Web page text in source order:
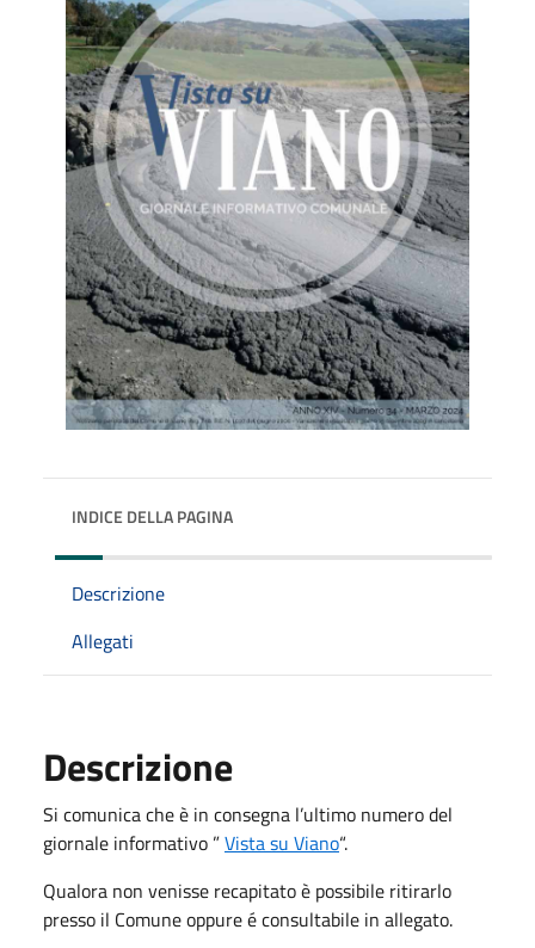
INDICE DELLA PAGINA
Descrizione
Allegati
Descrizione
Si comunica che è in consegna l’ultimo numero del
giornale informativo ”Vista su Viano“.
Qualora non venisse recapitato è possibile ritirarlo
presso il Comune oppure é consultabile in allegato.